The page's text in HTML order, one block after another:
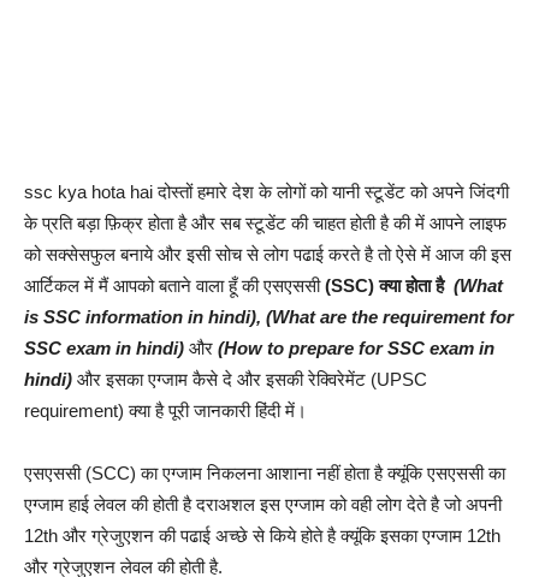
ssc kya hota hai दोस्तों हमारे देश के लोगों को यानी स्टूडेंट को अपने जिंदगी
के प्रति बड़ा फ़िक्र होता है और सब स्टूडेंट की चाहत होती है की में आपने लाइफ
को सक्सेसफुल बनाये और इसी सोच से लोग पढाई करते है तो ऐसे में आज की इस
आर्टिकल में मैं आपको बताने वाला हूँ की एसएससी(SSC) क्या होता है (What
is SSC information in hindi), (What are the requirement for
SSC exam in hindi) और (How to prepare for SSC exam in
hindi) और इसका एग्जाम कैसे दे और इसकी रेक्विरेमेंट (UPSC
requirement) क्या है पूरी जानकारी हिंदी में।
एसएससी (SCC) का एग्जाम निकलना आशाना नहीं होता है क्यूंकि एसएससी का
एग्जाम हाई लेवल की होती है दराअशल इस एग्जाम को वही लोग देते है जो अपनी
12th और ग्रेजुएशन की पढाई अच्छे से किये होते है क्यूंकि इसका एग्जाम 12th
और ग्रेजुएशन लेवल की होती है.